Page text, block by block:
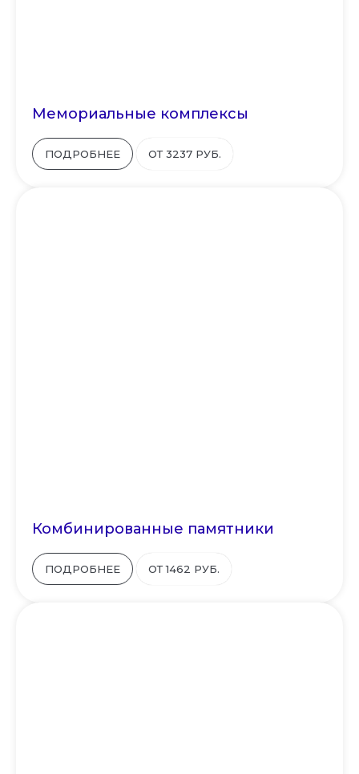
Мемориальные комплексы
ПОДРОБНЕЕ ОТ 3237 РУБ.
Комбинированные памятники
ПОДРОБНЕЕ ОТ 1462 РУБ.